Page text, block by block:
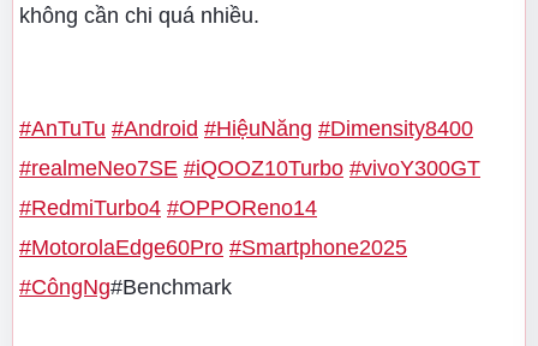
không cần chi quá nhiều.
#AnTuTu #Android #HiệuNăng #Dimensity8400
#realmeNeo7SE #iQOOZ10Turbo #vivoY300GT
#RedmiTurbo4 #OPPOReno14
#MotorolaEdge60Pro #Smartphone2025
#CôngNg#Benchmark